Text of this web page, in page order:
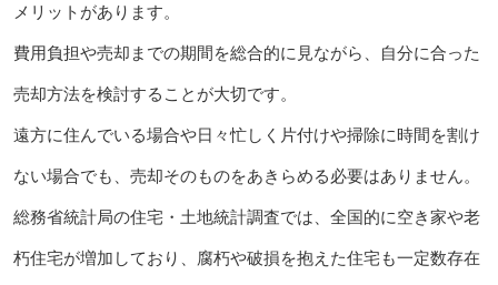
メリットがあります。
費用負担や売却までの期間を総合的に見ながら、自分に合った
売却方法を検討することが大切です。
遠方に住んでいる場合や日々忙しく片付けや掃除に時間を割け
ない場合でも、売却そのものをあきらめる必要はありません。
総務省統計局の住宅・土地統計調査では、全国的に空き家や老
朽住宅が増加しており、腐朽や破損を抱えた住宅も一定数存在